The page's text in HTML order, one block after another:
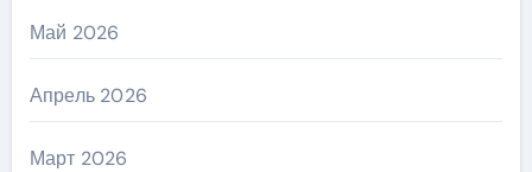
Май 2026
Апрель 2026
Март 2026